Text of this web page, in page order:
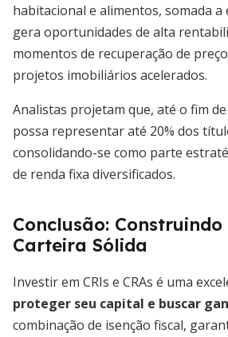
habitacional e alimentos, somada a
gera oportunidades de alta
momentos de recuperação de
projetos imobiliários acelerados.
Analistas projetam que, até o fim
possa representar até 20% dos
consolidando-se como parte
de renda fixa diversificados.
Conclusão: Construindo
Carteira Sólida
Investir em CRIs e CRAs é uma
proteger seu capital e buscar
combinação de isenção fiscal,